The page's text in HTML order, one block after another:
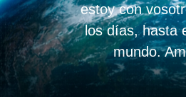
estoy con
los días, hasta
mundo.